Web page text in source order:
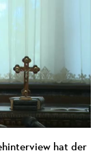
hat der